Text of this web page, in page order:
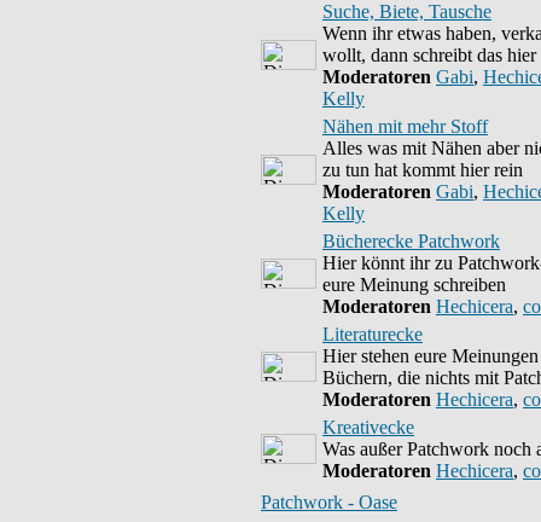
Suche, Biete, Tausche
Wenn ihr etwas haben,
wollt, dann schreibt das hier
Moderatoren Gabi,
Kelly
Nähen mit mehr Stoff
Alles was mit Nähen aber
zu tun hat kommt hier rein
Moderatoren Gabi,
Kelly
Bücherecke Patchwork
Hier könnt ihr zu
eure Meinung schreiben
Moderatoren Hechicera,
Literaturecke
Hier stehen eure
Büchern, die nichts mit
Moderatoren Hechicera,
Kreativecke
Was außer Patchwork noch
Moderatoren Hechicera,
Patchwork - Oase